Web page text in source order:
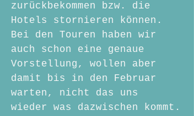
zurückbekommen bzw. die
Hotels stornieren können.
Bei den Touren haben wir
auch schon eine genaue
Vorstellung, wollen aber
damit bis in den Februar
warten, nicht das uns
wieder was dazwischen kommt.